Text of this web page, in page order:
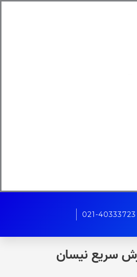
021-40333723
سریع نیسان